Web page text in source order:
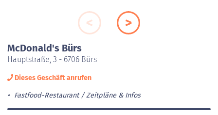
McDonald's Bürs
Hauptstraße, 3 - 6706 Bürs
Dieses Geschäft anrufen
Fastfood-Restaurant Zeitpläne & Infos